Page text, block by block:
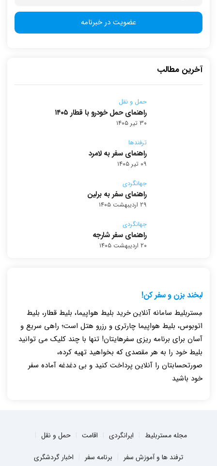
آخرین مطالب
حمل و نقل
راهنمای حمل خودرو با قطار ۱۴۰۵
۳۰ تیر ۱۴۰۵
ترفندها
راهنمای سفر به لامرد
۰۹ تیر ۱۴۰۵
جهانگردی
راهنمای سفر به برلین
۲۹ اردیبهشت ۱۴۰۵
جهانگردی
راهنمای سفر شارجه
۲۰ اردیبهشت ۱۴۰۵
لبخند بزن و سفر کن!
مِستربلیط سامانه آنلاین خرید بلیط هواپیما، بلیط قطار، بلیط
اتوبوس، بلیط هواپیما چارتری و رزرو هتل است؛ راهی سریع و
آسان برای برنامه ریزی سفرهایتان! تنها با چند کلیک می توانید
بلیط خود را به هر مقصدی که بخواهید تهیه کرده،
صورتحسابتان را آنلاین پرداخت کنید و بی دغدغه آماده سفر
خود باشید
مجله مستربلیط ایرانگردی اقامت حمل و نقل
ترفند ها و آموزش سفر برنامه سفر اخبار گردشگری